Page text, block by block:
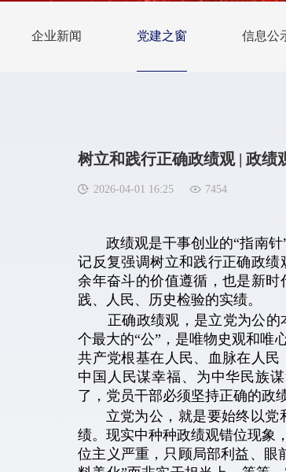
企业新闻 党建之窗 信息公
树立和践行正确政绩观 | 政绩
2026-04-01 16:25 7454
政绩观是干事创业的“指南针”
记反复强调树立和践行正确政
余年奋斗的价值遵循，也是新
践、人民、历史检验的实绩。
正确政绩观，是立党为公的
个最大的“公”，是唯物史观和唯
共产党根基在人民、血脉在人
中国人民谋幸福、为中华民族
了，党员干部必须坚持正确的政
立党为公，就是要始终以
绩。现实中种种政绩观错位现象
位主义严重，只顾局部利益、眼